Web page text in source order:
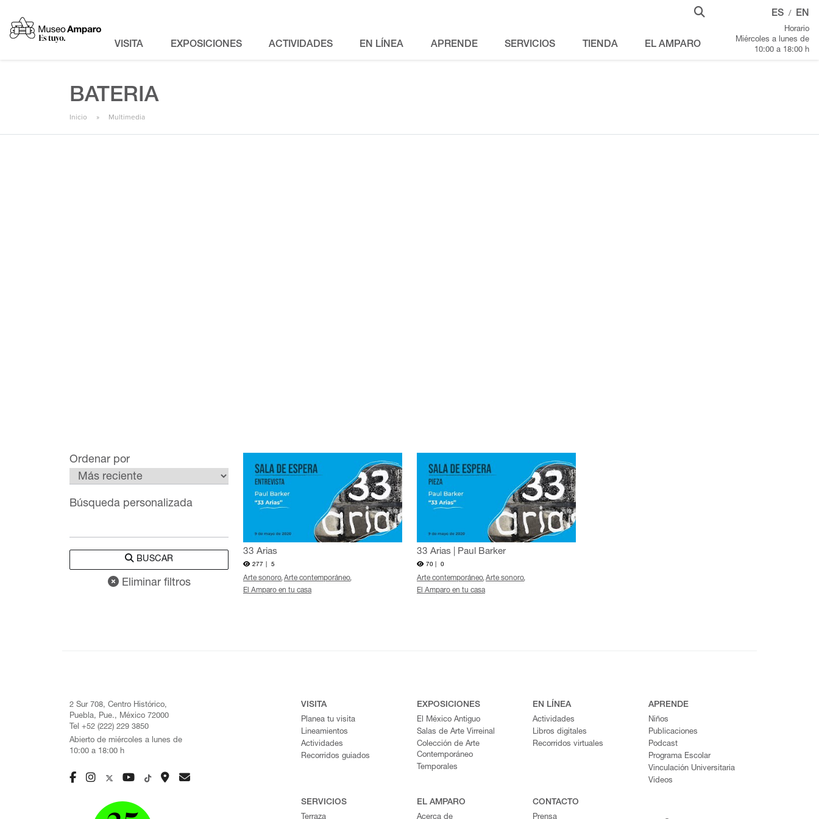
VISITA EXPOSICIONES ACTIVIDADES EN LÍNEA APRENDE SERVICIOS TIENDA EL AMPARO
ES / EN
Horario
Miércoles a lunes de
10:00 a 18:00 h
BATERIA
Inicio Multimedia
Ordenar por
Búsqueda personalizada
BUSCAR
Eliminar filtros
33 Arias
277 | 5
Arte sonoro Arte contemporáneo
El Amparo en tu casa
33 Arias | Paul Barker
70 | 0
Arte contemporáneo Arte sonoro
El Amparo en tu casa
2 Sur 708, Centro Histórico,
Puebla, Pue., México 72000
Tel +52 (222) 229 3850
Abierto de miércoles a lunes de
10:00 a 18:00 h
VISITA
Planea tu visita
Lineamientos
Actividades
Recorridos guiados
EXPOSICIONES
El México Antiguo
Salas de Arte Virreinal
Colección de Arte
Contemporáneo
Temporales
EN LÍNEA
Actividades
Libros digitales
Recorridos virtuales
APRENDE
Niños
Publicaciones
Podcast
Programa Escolar
Vinculación Universitaria
Videos
SERVICIOS EL AMPARO CONTACTO